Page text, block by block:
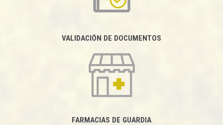
VALIDACIÓN DE DOCUMENTOS
FARMACIAS DE GUARDIA